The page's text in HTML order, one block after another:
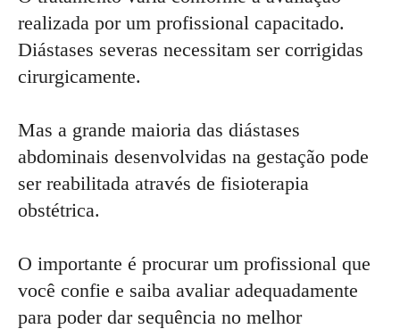
realizada por um profissional capacitado.
Diástases severas necessitam ser corrigidas
cirurgicamente.
Mas a grande maioria das diástases
abdominais desenvolvidas na gestação pode
ser reabilitada através de fisioterapia
obstétrica.
O importante é procurar um profissional que
você confie e saiba avaliar adequadamente
para poder dar sequência no melhor